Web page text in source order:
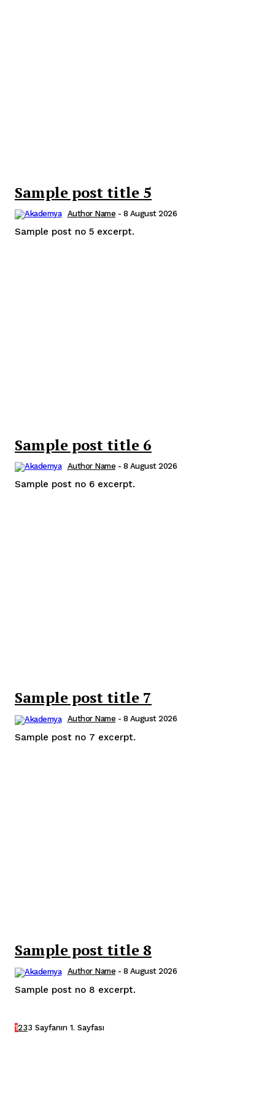
Sample post title 5
Author Name - 8 August 2026
Sample post no 5 excerpt.
Sample post title 6
Author Name - 8 August 2026
Sample post no 6 excerpt.
Sample post title 7
Author Name - 8 August 2026
Sample post no 7 excerpt.
Sample post title 8
Author Name - 8 August 2026
Sample post no 8 excerpt.
1233 Sayfanın 1. Sayfası